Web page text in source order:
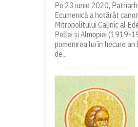
Pe 23 iunie 2020,
Ecumenică a hotărât
Mitropolitului Calinic al
Pellei și Almopiei (1919-
pomenirea lui în fiecare an
de...